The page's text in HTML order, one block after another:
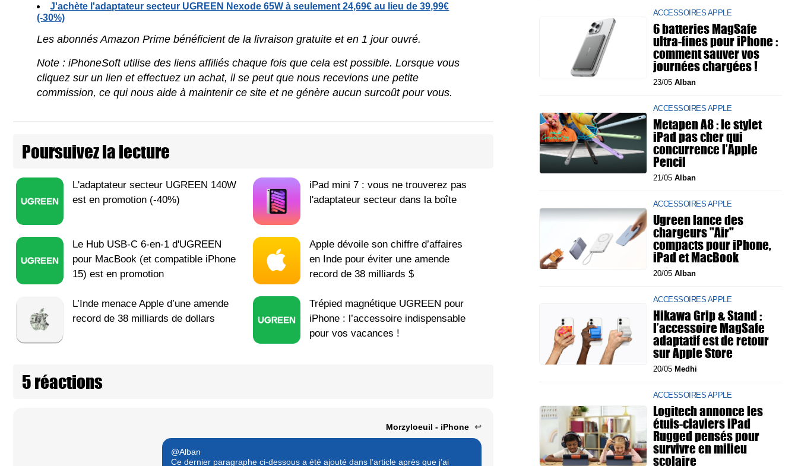
J'achète l'adaptateur secteur UGREEN Nexode 65W à seulement 24,69€ au lieu de 39,99€
(-30%)
Les abonnés Amazon Prime bénéficient de la livraison gratuite et en 1 jour ouvré.
Note : iPhoneSoft utilise des liens affiliés chaque fois que cela est possible. Lorsque vous
cliquez sur un lien et effectuez un achat, il se peut que nous recevions une petite
commission, ce qui nous aide à maintenir ce site et ne génère aucun surcoût pour vous.
Poursuivez la lecture
L'adaptateur secteur UGREEN 140W
est en promotion (-40%)
iPad mini 7 : vous ne trouverez pas
l'adaptateur secteur dans la boîte
Le Hub USB-C 6-en-1 d'UGREEN
pour MacBook (et compatible iPhone
15) est en promotion
Apple dévoile son chiffre d’affaires
en Inde pour éviter une amende
record de 38 milliards $
L’Inde menace Apple d’une amende
record de 38 milliards de dollars
Trépied magnétique UGREEN pour
iPhone : l’accessoire indispensable
pour vos vacances !
5 réactions
Morzyloeuil - iPhone ↩
@Alban
Ce dernier paragraphe ci-dessous a été ajouté dans l’article après que j’ai
ACCESSOIRES APPLE
6 batteries MagSafe
ultra-fines pour iPhone :
comment sauver vos
journées chargées !
23/05 Alban
ACCESSOIRES APPLE
Metapen A8 : le stylet
iPad pas cher qui
concurrence l’Apple
Pencil
21/05 Alban
ACCESSOIRES APPLE
Ugreen lance des
chargeurs "Air"
compacts pour iPhone,
iPad et MacBook
20/05 Alban
ACCESSOIRES APPLE
Hikawa Grip & Stand :
l’accessoire MagSafe
adaptatif est de retour
sur Apple Store
20/05 Medhi
ACCESSOIRES APPLE
Logitech annonce les
étuis-claviers iPad
Rugged pensés pour
survivre en milieu
scolaire